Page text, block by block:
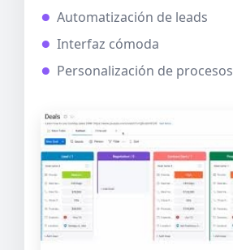
Automatización de leads
Interfaz cómoda
Personalización de procesos